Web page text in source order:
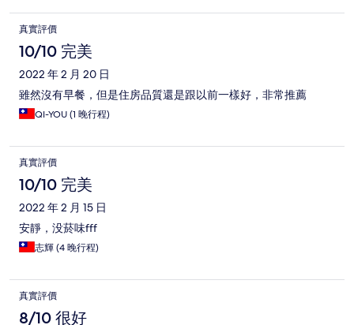
真實評價
10/10 完美
2022 年 2 月 20 日
雖然沒有早餐，但是住房品質還是跟以前一樣好，非常推薦
QI-YOU (1 晚行程)
真實評價
10/10 完美
2022 年 2 月 15 日
安靜，没菸味fff
志輝 (4 晚行程)
真實評價
8/10 很好